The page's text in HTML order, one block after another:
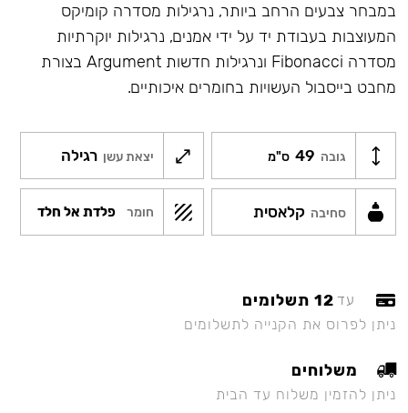
במבחר צבעים הרחב ביותר, נרגילות מסדרה קומיקס
המעוצבות בעבודת יד על ידי אמנים, נרגילות יוקרתיות
מסדרה Fibonacci ונרגילות חדשות Argument בצורת
מחבט בייסבול העשויות בחומרים איכותיים.
גובה 49 ס"מ יצאת עשן רגילה
סחיבה קלאסית חומר פלדת אל חלד
עד 12 תשלומים
ניתן לפרוס את הקנייה לתשלומים
משלוחים
ניתן להזמין משלוח עד הבית